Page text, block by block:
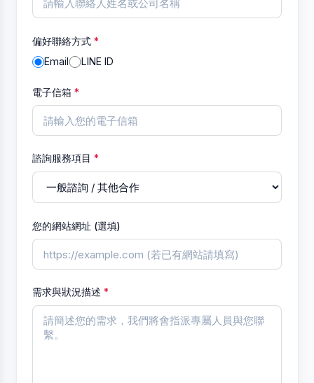
偏好聯絡方式 *
Email LINE ID
電子信箱 *
諮詢服務項目 *
您的網站網址 (選填)
需求與狀況描述 *